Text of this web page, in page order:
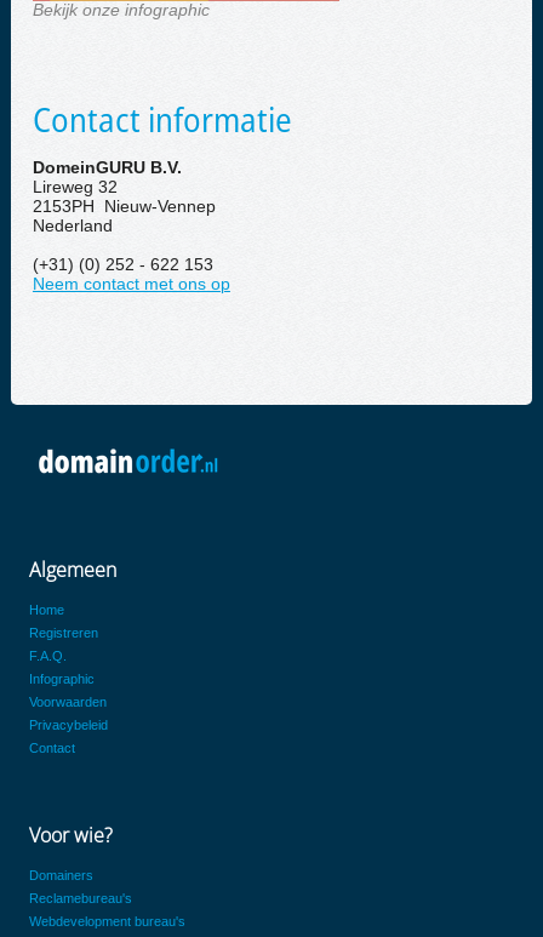
Bekijk onze infographic
Contact informatie
DomeinGURU B.V.
Lireweg 32
2153PH Nieuw-Vennep
Nederland
(+31) (0) 252 - 622 153
Neem contact met ons op
Algemeen
Home
Registreren
F.A.Q.
Infographic
Voorwaarden
Privacybeleid
Contact
Voor wie?
Domainers
Reclamebureau's
Webdevelopment bureau's